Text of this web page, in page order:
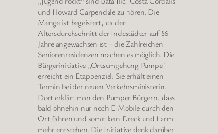
und Howard Carpendale zu hören. Die
Menge ist begeistert, da der
Altersdurchschnitt der Indestädter auf 56
Jahre angewachsen ist – die Zahlreichen
Seniorenresidenzen machen es möglich. Die
Bürgerinitiative „Ortsumgehung Pumpe“
erreicht ein Etappenziel: Sie erhält einen
Termin bei der neuen Verkehrsministerin.
Dort erklärt man den Pumper Bürgern, dass
bald ohnehin nur noch E-Mobile durch den
Ort fahren und somit kein Dreck und Lärm
mehr entstehen. Die Initiative denk darüber